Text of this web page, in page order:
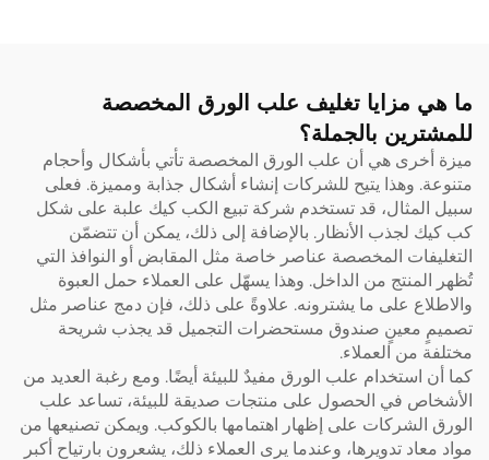
ما هي مزايا تغليف علب الورق المخصصة
للمشترين بالجملة؟
ميزة أخرى هي أن علب الورق المخصصة تأتي بأشكال وأحجام
متنوعة. وهذا يتيح للشركات إنشاء أشكال جذابة ومميزة. فعلى
سبيل المثال، قد تستخدم شركة تبيع الكب كيك علبة على شكل
كب كيك لجذب الأنظار. بالإضافة إلى ذلك، يمكن أن تتضمّن
التغليفات المخصصة عناصر خاصة مثل المقابض أو النوافذ التي
تُظهر المنتج من الداخل. وهذا يسهّل على العملاء حمل العبوة
والاطلاع على ما يشترونه. علاوةً على ذلك، فإن دمج عناصر مثل
تصميمٍ معينٍ صندوق مستحضرات التجميل قد يجذب شريحة
مختلفة من العملاء.
كما أن استخدام علب الورق مفيدٌ للبيئة أيضًا. ومع رغبة العديد من
الأشخاص في الحصول على منتجات صديقة للبيئة، تساعد علب
الورق الشركات على إظهار اهتمامها بالكوكب. ويمكن تصنيعها من
مواد معاد تدويرها، وعندما يرى العملاء ذلك، يشعرون بارتياح أكبر